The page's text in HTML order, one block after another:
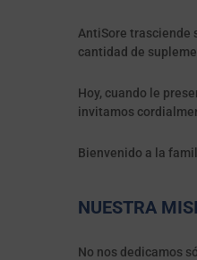
AntiSore trasciende
cantidad de
Hoy, cuando le
invitamos
Bienvenido a la
NUESTRA
No nos dedicamos